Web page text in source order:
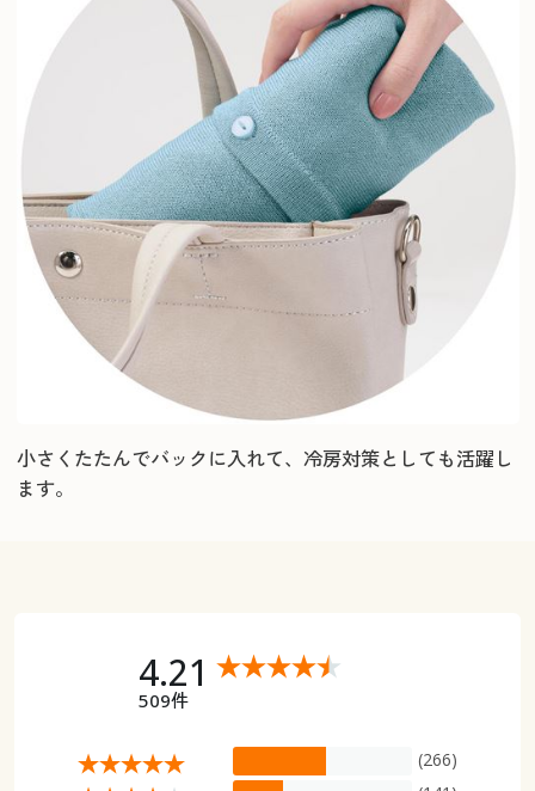
小さくたたんでバックに入れて、冷房対策としても活躍し
ます。
4.21
509件
(266)